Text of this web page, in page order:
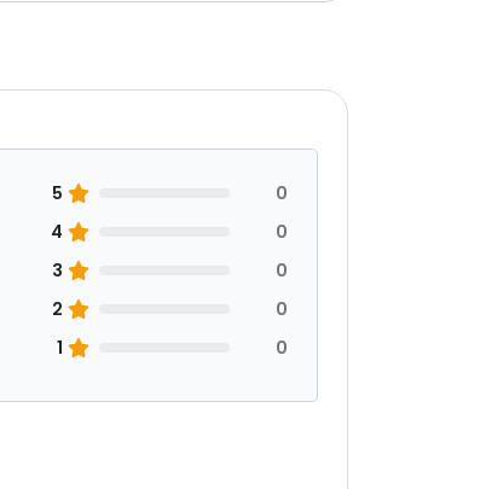
5
0
4
0
3
0
2
0
1
0